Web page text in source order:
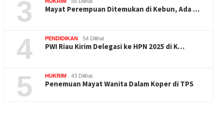
3 Mayat Perempuan Ditemukan di Kebun, Ada …
4 PENDIDIKAN 54 Dilihat
PWI Riau Kirim Delegasi ke HPN 2025 di K…
5 HUKRIM 43 Dilihat
Penemuan Mayat Wanita Dalam Koper di TPS